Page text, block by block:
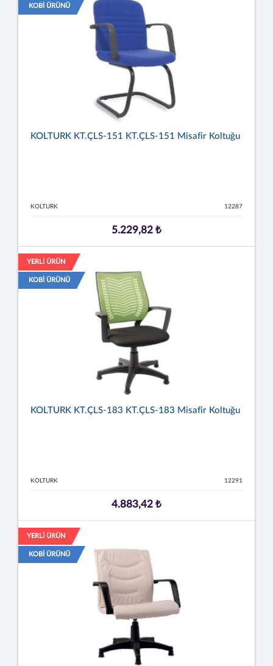
KOBİ ÜRÜNÜ
KOLTURK KT.ÇLS-151 KT.ÇLS-151 Misafir Koltuğu
KOLTURK 12287
5.229,82 ₺
YERLİ ÜRÜN
KOBİ ÜRÜNÜ
KOLTURK KT.ÇLS-183 KT.ÇLS-183 Misafir Koltuğu
KOLTURK 12291
4.883,42 ₺
YERLİ ÜRÜN
KOBİ ÜRÜNÜ